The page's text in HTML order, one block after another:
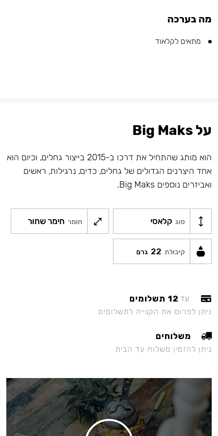
מה בערכה
מתאים לקלאוד
על Big Maks
הוא מותג שהתחיל את דרכו ב-2015 בייצור גחלים, וכיום הוא
אחד היצרנים הגדולים של גחלים, כדים, נרגילות, ראשים
ואביזרים נוספים Big Maks.
סוג קלאסי חומר חימר שחור
קיבולת 22 גרם
עד 12 תשלומים
ניתן לפרוס את הקנייה לתשלומים
משלוחים
ניתן להזמין משלוח עד הבית